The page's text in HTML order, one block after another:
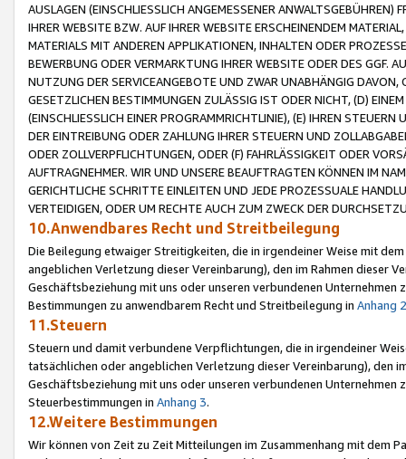
AUSLAGEN (EINSCHLIESSLICH ANGEMESSENER
IHRER WEBSITE BZW. AUF IHRER WEBSITE ERSCHEINENDEM
MATERIALS MIT ANDEREN APPLIKATIONEN, INHALTEN ODER
BEWERBUNG ODER VERMARKTUNG IHRER WEBSITE ODER DES GGF.
NUTZUNG DER SERVICEANGEBOTE UND ZWAR UNABHÄNGIG
GESETZLICHEN BESTIMMUNGEN ZULÄSSIG IST ODER NICHT, (D)
(EINSCHLIESSLICH EINER PROGRAMMRICHTLINIE), (E) IHREN
DER EINTREIBUNG ODER ZAHLUNG IHRER STEUERN UND
ODER ZOLLVERPFLICHTUNGEN, ODER (F) FAHRLÄSSIGKEIT ODER
AUFTRAGNEHMER. WIR UND UNSERE BEAUFTRAGTEN KÖNNEN IM
GERICHTLICHE SCHRITTE EINLEITEN UND JEDE PROZESSUALE
VERTEIDIGEN, ODER UM RECHTE AUCH ZUM ZWECK DER
10.Anwendbares Recht und Streitbeilegung
Die Beilegung etwaiger Streitigkeiten, die in irgendeiner Weise mit
angeblichen Verletzung dieser Vereinbarung), den im Rahmen dieser
Geschäftsbeziehung mit uns oder unseren verbundenen
Bestimmungen zu anwendbarem Recht und Streitbeilegung in Anhang 2
11.Steuern
Steuern und damit verbundene Verpflichtungen, die in irgendeiner
tatsächlichen oder angeblichen Verletzung dieser Vereinbarung), den
Geschäftsbeziehung mit uns oder unseren verbundenen
Steuerbestimmungen in Anhang 3.
12.Weitere Bestimmungen
Wir können von Zeit zu Zeit Mitteilungen im Zusammenhang mit dem